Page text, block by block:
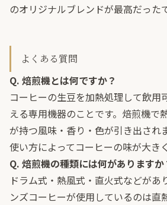
のオリジナルブレンドが最高だった
よくある質問
Q. 焙煎機とは何ですか？
コーヒーの生豆を加熱処理して飲用
える専用機器のことです。焙煎機で
が持つ風味・香り・色が引き出され
使い方によってコーヒーの味が大き
Q. 焙煎機の種類には何がありますか
ドラム式・熱風式・直火式などがあ
ンズコーヒーが使用しているのは直